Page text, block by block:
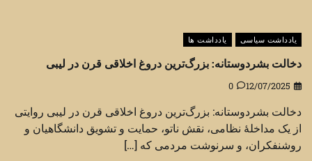
یادداشت سیاسی یادداشت ها
دخالت بشردوستانه: بزرگ‌ترین دروغ اخلاقی قرن در لیبی
12/07/2025
0
دخالت بشردوستانه: بزرگ‌ترین دروغ اخلاقی قرن در لیبی روایتی
از یک مداخلهٔ نظامی، نقش ناتو، حمایت و تشویق دانشگاهیان و
روشنفکران، و سرنوشت مردمی که […]